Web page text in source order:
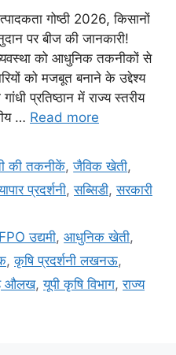
गोष्ठी 2026, किसानों
पर बीज की जानकारी!
को आधुनिक तकनीकों से
को मजबूत बनाने के उद्देश्य
प्रतिष्ठान में राज्य स्तरीय
… Read more
की तकनीकें,जैविक खेती,
प्रदर्शनी,सब्सिडी,सरकारी
FPO उद्यमी,आधुनिक खेती,
,कृषि प्रदर्शनी लखनऊ,
औलख,यूपी कृषि विभाग,राज्य